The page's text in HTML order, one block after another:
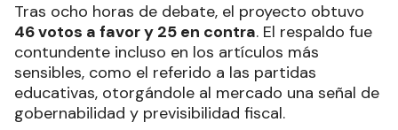
Tras ocho horas de debate, el proyecto obtuvo
46 votos a favor y 25 en contra. El respaldo fue
contundente incluso en los artículos más
sensibles, como el referido a las partidas
educativas, otorgándole al mercado una señal de
gobernabilidad y previsibilidad fiscal.